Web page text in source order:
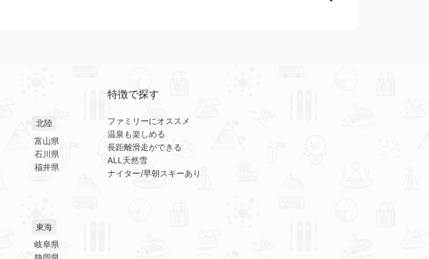
北陸
富山県
石川県
福井県
東海
岐阜県
特徴で探す
ファミリーにオススメ
温泉も楽しめる
長距離滑走ができる
ALL天然雪
ナイター/早朝スキーあり